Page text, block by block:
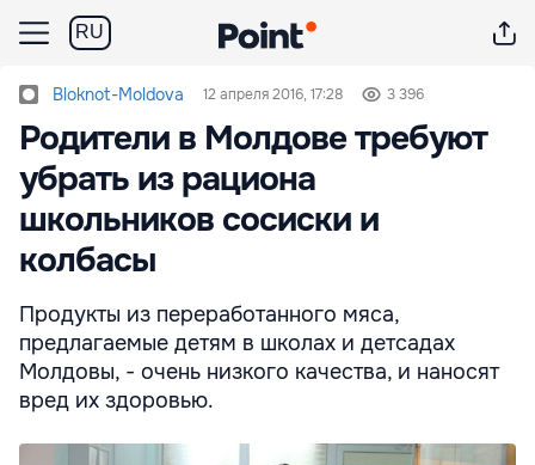
RU
Bloknot-Moldova 12 апреля 2016, 17:28 3 396
Родители в Молдове требуют
убрать из рациона
школьников сосиски и
колбасы
Продукты из переработанного мяса,
предлагаемые детям в школах и детсадах
Молдовы, - очень низкого качества, и наносят
вред их здоровью.